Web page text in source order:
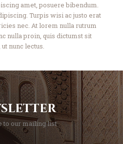
amet, posuere bibendum.
Turpis wisi ac justo erat
nec. At lorem nulla rutrum
nulla proin, quis dictumst sit
nunc lectus.
to our mailing list